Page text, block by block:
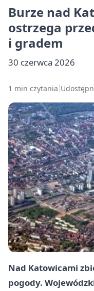
Burze nad
ostrzega
i gradem
30 czerwca 2026
1 min czytania
Nad Katowicami
pogody.